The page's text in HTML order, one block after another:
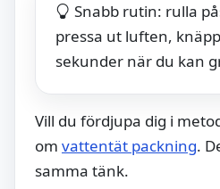
Snabb rutin: rulla
pressa ut luften,
sekunder när du kan
Vill du fördjupa dig i
om vattentät packning.
samma tänk.